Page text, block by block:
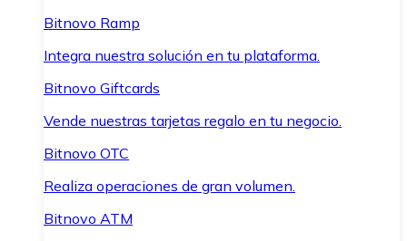
Bitnovo Ramp
Integra nuestra solución en tu plataforma.
Bitnovo Giftcards
Vende nuestras tarjetas regalo en tu negocio.
Bitnovo OTC
Realiza operaciones de gran volumen.
Bitnovo ATM